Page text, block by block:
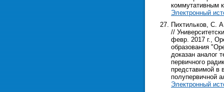
коммутативным
Электронный
Пихтильков, С.
//
февр. 2017 г.,
образования
доказан аналог
первичного
представимой в
полупервичной
Электронный